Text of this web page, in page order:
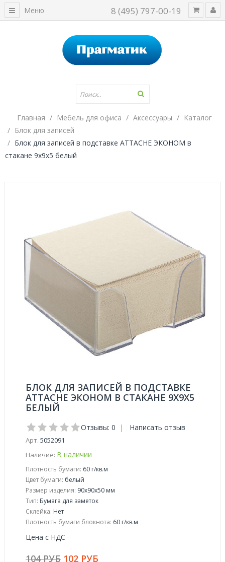
8 (495) 797-00-19
Меню
Главная Мебель для офиса Аксессуары
Каталог
Блок для записей
Блок для записей в подставке ATTACHE ЭКОНОМ в
стакане 9х9х5 белый
БЛОК ДЛЯ ЗАПИСЕЙ В ПОДСТАВКЕ
ATTACHE ЭКОНОМ В СТАКАНЕ 9Х9Х5
БЕЛЫЙ
Отзывы: 0 | Написать отзыв
Арт. 5052091
Наличие: В наличии
Плотность бумаги: 60 г/кв.м
Цвет бумаги: белый
Размер изделия: 90x90x50 мм
Тип: Бумага для заметок
Склейка: Нет
Плотность бумаги блокнота: 60 г/кв.м
Цена с НДС
104 РУБ 102 РУБ